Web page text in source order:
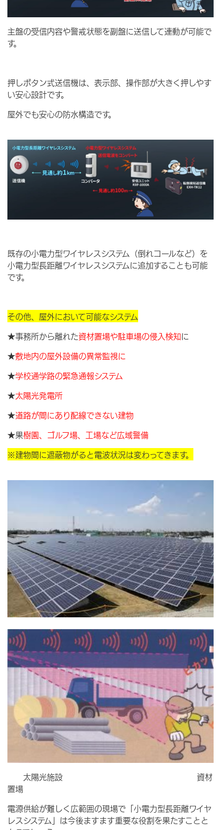
主盤の受信内容や警戒状態を副盤に送信して連動が可能で
す。
押しボタン式送信機は、表示部、操作部が大きく押しやす
い安心設計です。
屋外でも安心の防水構造です。
既存の小電力型ワイヤレスシステム（倒れコールなど）を
小電力型長距離ワイヤレスシステムに追加することも可能
です。
その他、屋外において可能なシステム
★事務所から離れた資材置場や駐車場の侵入検知に
★敷地内の屋外設備の異常監視に
★学校通学路の緊急通報システム
★太陽光発電所
★道路が間にあり配線できない建物
★果樹園、ゴルフ場、工場など広域警備
※建物間に遮蔽物がると電波状況は変わってきます。
太陽光施設 資材
置場
電源供給が難しく広範囲の現場で「小電力型長距離ワイヤ
レスシステム」は今後ますます重要な役割を果たすことと